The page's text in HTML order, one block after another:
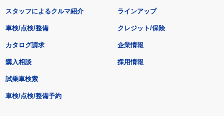
スタッフによるクルマ紹介 ラインアップ
車検/点検/整備 クレジット/保険
カタログ請求
購入相談
試乗車検索
車検/点検/整備予約
企業情報
採用情報